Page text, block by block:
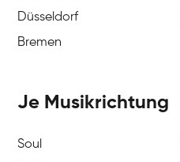
Düsseldorf
Bremen
Je Musikrichtung
Soul